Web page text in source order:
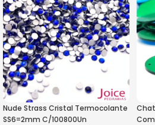
Nude Strass Cristal Termocolante
SS6=2mm C/100800Un